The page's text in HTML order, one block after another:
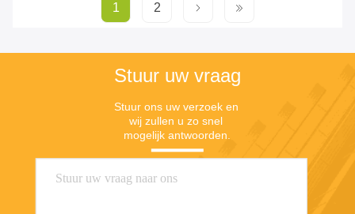
1 2
Stuur uw vraag
Stuur ons uw verzoek en
wij zullen u zo snel
mogelijk antwoorden.